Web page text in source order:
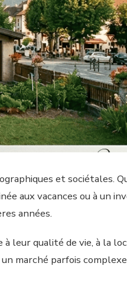
et sociétales.
aux vacances ou à un
années.
leur qualité de vie, à la
marché parfois